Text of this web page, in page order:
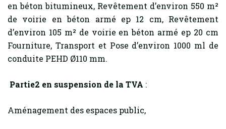
en béton bitumineux, Revêtement d’environ 550 m²
de voirie en béton armé ep 12 cm, Revêtement
d’environ 105 m² de voirie en béton armé ep 20 cm
Fourniture, Transport et Pose d’environ 1000 ml de
conduite PEHD Ø110 mm.
Partie2 en suspension de la TVA :
Aménagement des espaces public,